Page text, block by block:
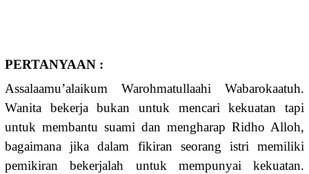
PERTANYAAN :
Assalaamu’alaikum Warohmatullaahi Wabarokaatuh.
Wanita bekerja bukan untuk mencari kekuatan tapi
untuk membantu suami dan mengharap Ridho Alloh,
bagaimana jika dalam fikiran seorang istri memiliki
pemikiran bekerjalah untuk mempunyai kekuatan.